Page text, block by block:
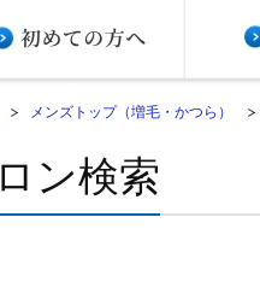
メンズトップ（増毛・かつら）
ン検索